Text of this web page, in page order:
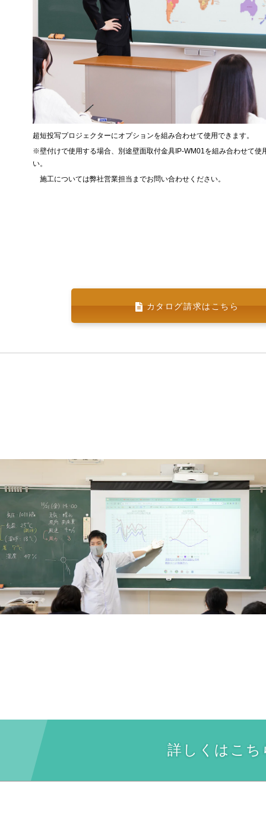
超短投写プロジェクターにオプションを組み合わせて使用できます。
※壁付けで使用する場合、別途壁面取付金具IP-WM01を組み合わせて使
い。
施工については弊社営業担当までお問い合わせください。
カタログ請求はこちら
詳しくはこち